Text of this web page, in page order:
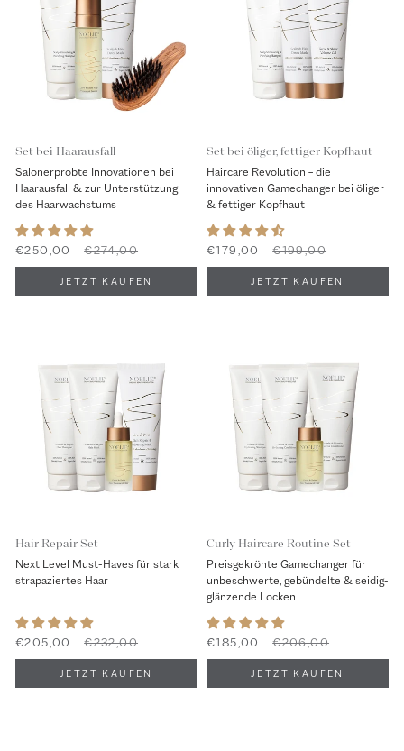
Set bei Haarausfall
Salonerprobte Innovationen bei
Haarausfall & zur Unterstützung
des Haarwachstums
€250,00 €274,00
Set bei öliger, fettiger Kopfhaut
Haircare Revolution – die
innovativen Gamechanger bei öliger
& fettiger Kopfhaut
€179,00 €199,00
Hair Repair Set
Next Level Must-Haves für stark
strapaziertes Haar
€205,00 €232,00
Curly Haircare Routine Set
Preisgekrönte Gamechanger für
unbeschwerte, gebündelte & seidig-
glänzende Locken
€185,00 €206,00